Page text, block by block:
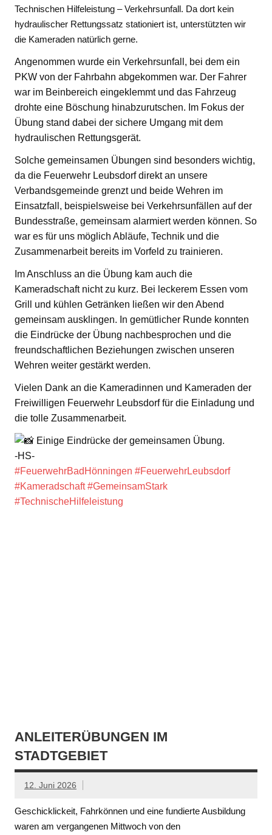
Technischen Hilfeleistung – Verkehrsunfall. Da dort kein
hydraulischer Rettungssatz stationiert ist, unterstützten wir
die Kameraden natürlich gerne.
Angenommen wurde ein Verkehrsunfall, bei dem ein
PKW von der Fahrbahn abgekommen war. Der Fahrer
war im Beinbereich eingeklemmt und das Fahrzeug
drohte eine Böschung hinabzurutschen. Im Fokus der
Übung stand dabei der sichere Umgang mit dem
hydraulischen Rettungsgerät.
Solche gemeinsamen Übungen sind besonders wichtig,
da die Feuerwehr Leubsdorf direkt an unsere
Verbandsgemeinde grenzt und beide Wehren im
Einsatzfall, beispielsweise bei Verkehrsunfällen auf der
Bundesstraße, gemeinsam alarmiert werden können. So
war es für uns möglich Abläufe, Technik und die
Zusammenarbeit bereits im Vorfeld zu trainieren.
Im Anschluss an die Übung kam auch die
Kameradschaft nicht zu kurz. Bei leckerem Essen vom
Grill und kühlen Getränken ließen wir den Abend
gemeinsam ausklingen. In gemütlicher Runde konnten
die Eindrücke der Übung nachbesprochen und die
freundschaftlichen Beziehungen zwischen unseren
Wehren weiter gestärkt werden.
Vielen Dank an die Kameradinnen und Kameraden der
Freiwilligen Feuerwehr Leubsdorf für die Einladung und
die tolle Zusammenarbeit.
Einige Eindrücke der gemeinsamen Übung.
-HS-
#FeuerwehrBadHönningen #FeuerwehrLeubsdorf
#Kameradschaft #GemeinsamStark
#TechnischeHilfeleistung
ANLEITERÜBUNGEN IM
STADTGEBIET
12. Juni 2026
Geschicklickeit, Fahrkönnen und eine fundierte Ausbildung
waren am vergangenen Mittwoch von den